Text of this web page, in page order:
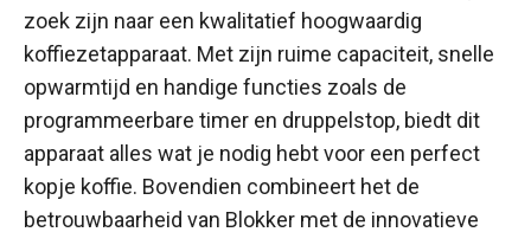
zoek zijn naar een kwalitatief hoogwaardig
koffiezetapparaat. Met zijn ruime capaciteit, snelle
opwarmtijd en handige functies zoals de
programmeerbare timer en druppelstop, biedt dit
apparaat alles wat je nodig hebt voor een perfect
kopje koffie. Bovendien combineert het de
betrouwbaarheid van Blokker met de innovatieve